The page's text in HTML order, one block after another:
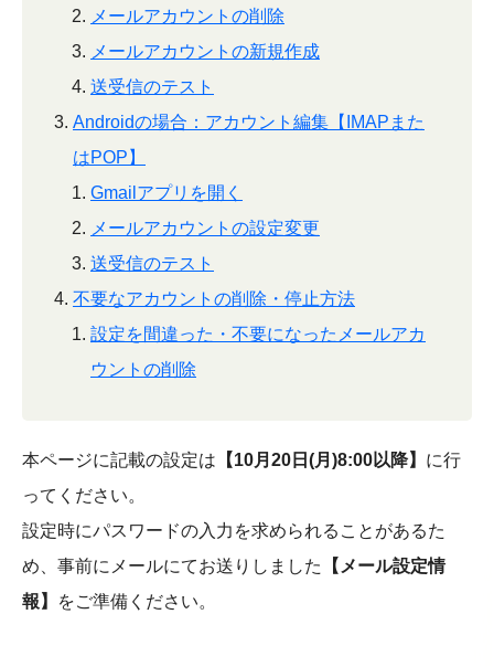
メールアカウントの削除
メールアカウントの新規作成
送受信のテスト
Androidの場合：アカウント編集【IMAPまた
はPOP】
Gmailアプリを開く
メールアカウントの設定変更
送受信のテスト
不要なアカウントの削除・停止方法
設定を間違った・不要になったメールアカ
ウントの削除
本ページに記載の設定は 【10月20日(月)8:00以降】 に行
ってください。
設定時にパスワードの入力を求められることがあるた
め、事前にメールにてお送りしました
【メール設定情
報】
をご準備ください。